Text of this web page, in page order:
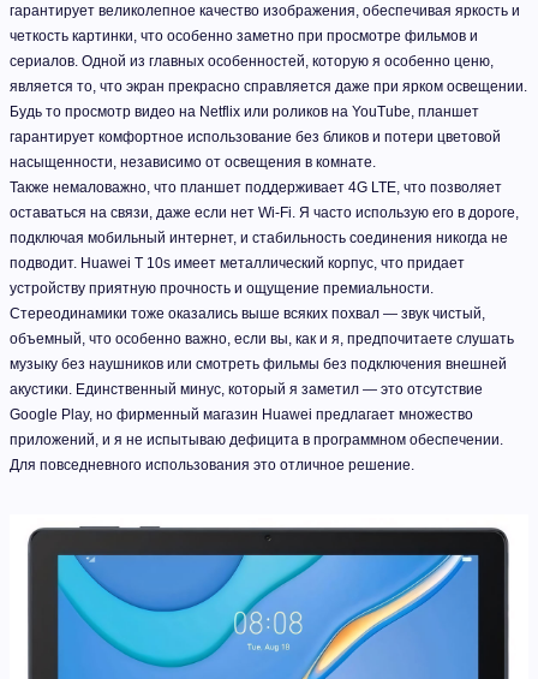
гарантирует великолепное качество изображения, обеспечивая яркость и
четкость картинки, что особенно заметно при просмотре фильмов и
сериалов. Одной из главных особенностей, которую я особенно ценю,
является то, что экран прекрасно справляется даже при ярком освещении.
Будь то просмотр видео на Netflix или роликов на YouTube, планшет
гарантирует комфортное использование без бликов и потери цветовой
насыщенности, независимо от освещения в комнате.
Также немаловажно, что планшет поддерживает 4G LTE, что позволяет
оставаться на связи, даже если нет Wi-Fi. Я часто использую его в дороге,
подключая мобильный интернет, и стабильность соединения никогда не
подводит. Huawei T 10s имеет металлический корпус, что придает
устройству приятную прочность и ощущение премиальности.
Стереодинамики тоже оказались выше всяких похвал — звук чистый,
объемный, что особенно важно, если вы, как и я, предпочитаете слушать
музыку без наушников или смотреть фильмы без подключения внешней
акустики. Единственный минус, который я заметил — это отсутствие
Google Play, но фирменный магазин Huawei предлагает множество
приложений, и я не испытываю дефицита в программном обеспечении.
Для повседневного использования это отличное решение.